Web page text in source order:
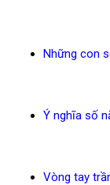
Những con
Ý nghĩa số
Vòng tay